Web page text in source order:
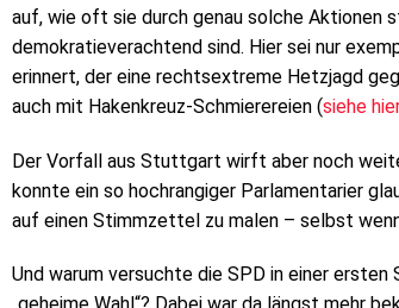
auf, wie oft sie durch genau solche
demokratieverachtend sind. Hier sei nur
erinnert, der eine rechtsextreme Hetzjagd
auch mit Hakenkreuz-Schmierereien (siehe
Der Vorfall aus Stuttgart wirft aber noch
konnte ein so hochrangiger Parlamentarier
auf einen Stimmzettel zu malen – selbst
Und warum versuchte die SPD in einer